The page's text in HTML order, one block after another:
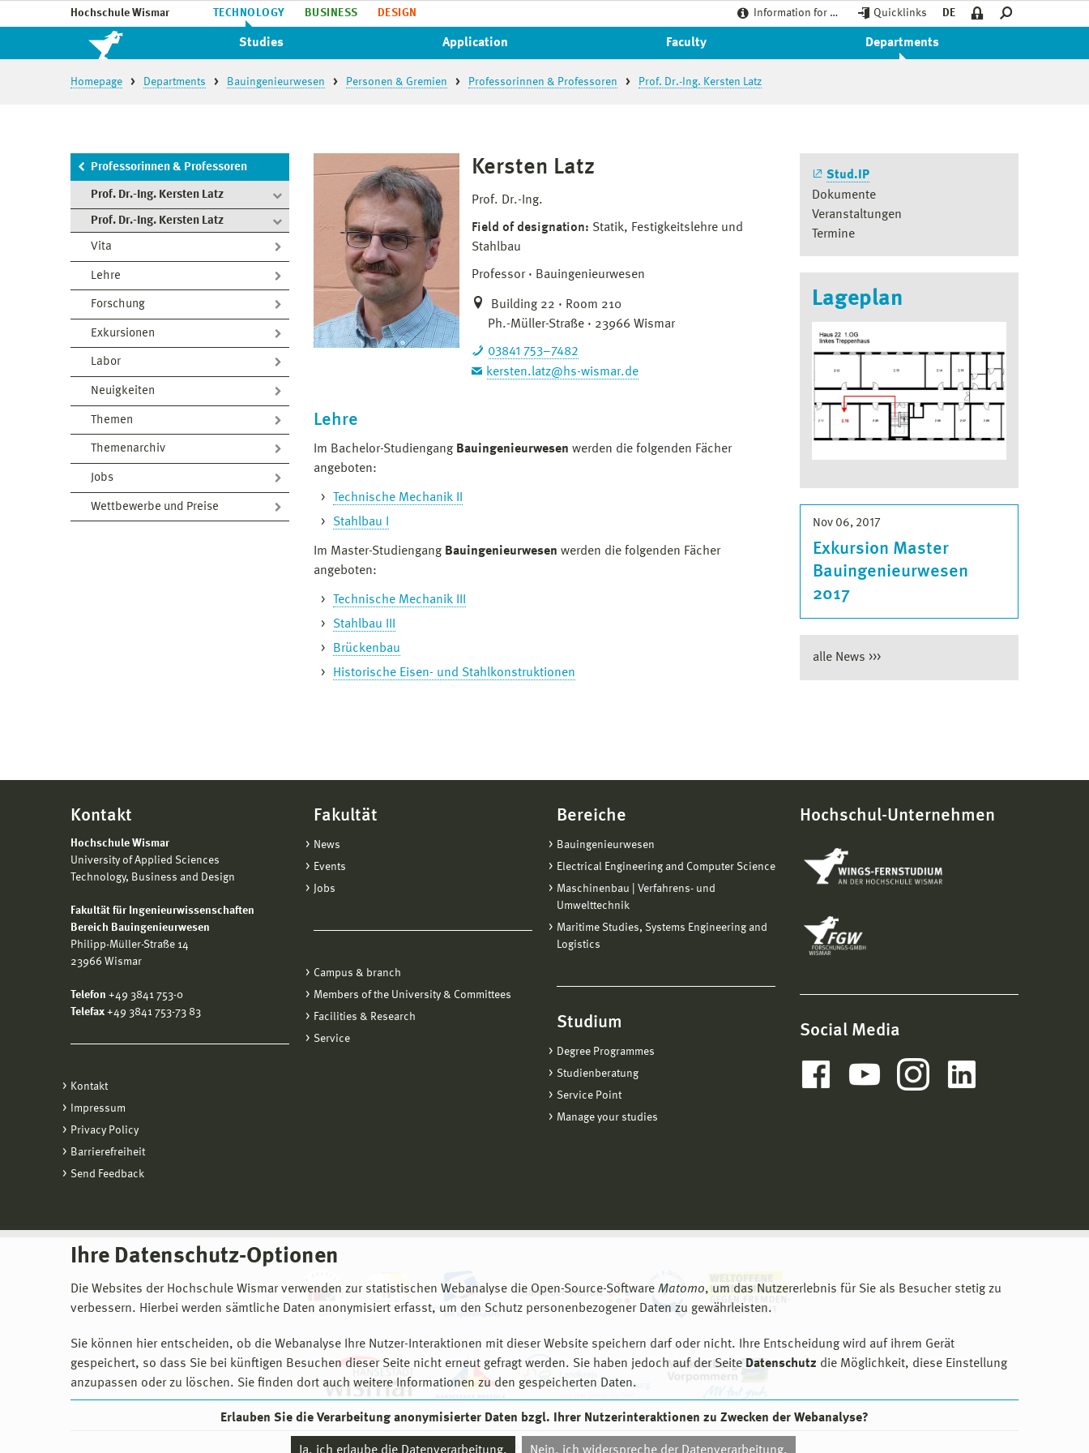
Hochschule Wismar TECHNOLOGY BUSINESS DESIGN Information for … Quicklinks DE
Studies Application Faculty Departments
Homepage Departments Bauingenieurwesen Personen & Gremien Professorinnen & Professoren Prof. Dr.-Ing. Kersten Latz
Professorinnen & Professoren
Prof. Dr.-Ing. Kersten Latz
Prof. Dr.-Ing. Kersten Latz
Vita
Lehre
Forschung
Exkursionen
Labor
Neuigkeiten
Themen
Themenarchiv
Jobs
Wettbewerbe und Preise
Ihre Datenschutz-Optionen
Die Websites der Hochschule Wismar verwenden zur statistischen Webanalyse die Open-Source-Software Matomo, um das Nutzererlebnis für Sie als Besucher stetig zu
verbessern. Hierbei werden sämtliche Daten anonymisiert erfasst, um den Schutz personenbezogener Daten zu gewährleisten.
Sie können hier entscheiden, ob die Webanalyse Ihre Nutzer-Interaktionen mit dieser Website speichern darf oder nicht. Ihre Entscheidung wird auf ihrem Gerät
gespeichert, so dass Sie bei künftigen Besuchen dieser Seite nicht erneut gefragt werden. Sie haben jedoch auf der Seite Datenschutz die Möglichkeit, diese Einstellung
anzupassen oder zu löschen. Sie finden dort auch weitere Informationen zu den gespeicherten Daten.
Erlauben Sie die Verarbeitung anonymisierter Daten bzgl. Ihrer Nutzerinteraktionen zu Zwecken der Webanalyse?
Kersten Latz
Prof. Dr.-Ing.
Field of designation: Statik, Festigkeitslehre und
Stahlbau
Professor Bauingenieurwesen
Building 22 · Room 210
Ph.-Müller-Straße · 23966 Wismar
03841 753–7482
kersten.latz@hs-wismar.de
Lehre
Im Bachelor-Studiengang Bauingenieurwesen werden die folgenden Fächer
angeboten:
Technische Mechanik II
Stahlbau I
Im Master-Studiengang Bauingenieurwesen werden die folgenden Fächer
angeboten:
Technische Mechanik III
Stahlbau III
Brückenbau
Historische Eisen- und Stahlkonstruktionen
Stud.IP
Dokumente
Veranstaltungen
Termine
Lageplan
Nov 06, 2017
Exkursion Master
Bauingenieurwesen
2017
alle News >>>
Kontakt
Hochschule Wismar
University of Applied Sciences
Technology, Business and Design
Fakultät für Ingenieurwissenschaften
Bereich Bauingenieurwesen
Philipp-Müller-Straße 14
23966 Wismar
Telefon +49 3841 753-0
Telefax +49 3841 753-73 83
Kontakt
Impressum
Privacy Policy
Barrierefreiheit
Send Feedback
Fakultät
News
Events
Jobs
Campus & branch
Members of the University & Committees
Facilities & Research
Service
Bereiche
Bauingenieurwesen
Electrical Engineering and Computer Science
Maschinenbau | Verfahrens- und
Umwelttechnik
Maritime Studies, Systems Engineering and
Logistics
Studium
Degree Programmes
Studienberatung
Service Point
Manage your studies
Hochschul-Unternehmen
Social Media
© 2026 Hochschule Wismar